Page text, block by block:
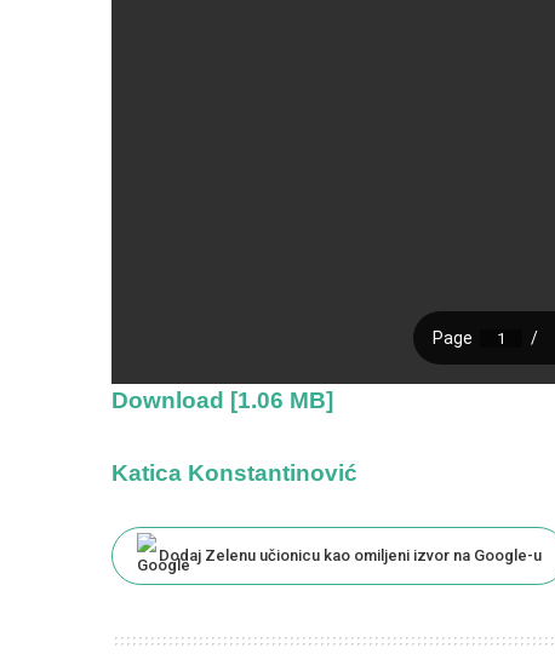
Download [1.06 MB]
Katica Konstantinović
Dodaj Zelenu učionicu kao omiljeni izvor na Google-u